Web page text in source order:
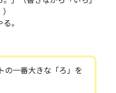
。
の一番大きな「ろ」を